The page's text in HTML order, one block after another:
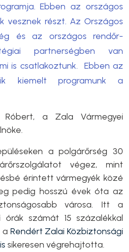
Ebben az országos
vesznek részt. Az Országos
és az országos rendőr-
partnerségben van
is csatlakoztunk. Ebben az
kiemelt programunk a
a Zala Vármegyei
a polgárőrség 30
végez, mint
érintett vármegyék közé
pedig hosszú évek óta az
városa. Itt a
órák számát 15 százalékkal
a Rendért Zalai Közbiztonsági
sikeresen végrehajtotta.